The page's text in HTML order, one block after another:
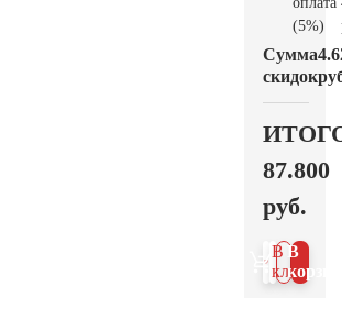
(5%)
Сумма
скидок
87.800
руб.
В
В 1
клик